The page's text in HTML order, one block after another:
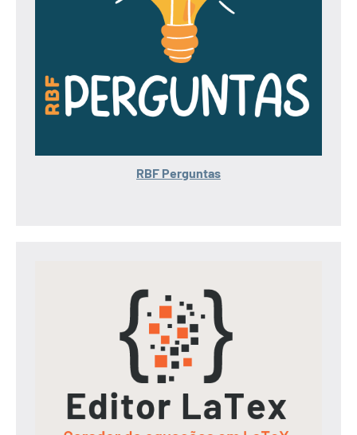
RBF Perguntas